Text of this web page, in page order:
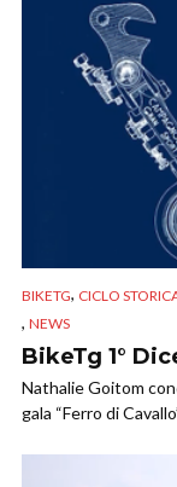
BIKETG, CICLO
, NEWS
BikeTg 1°
Nathalie Goitom
gala “Ferro di